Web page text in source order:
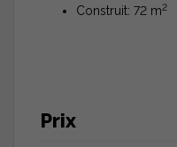
Construit: 72 m2
Prix